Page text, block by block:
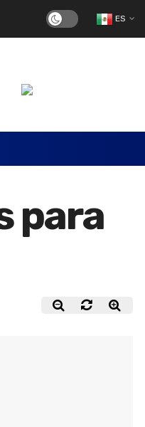
ES
para